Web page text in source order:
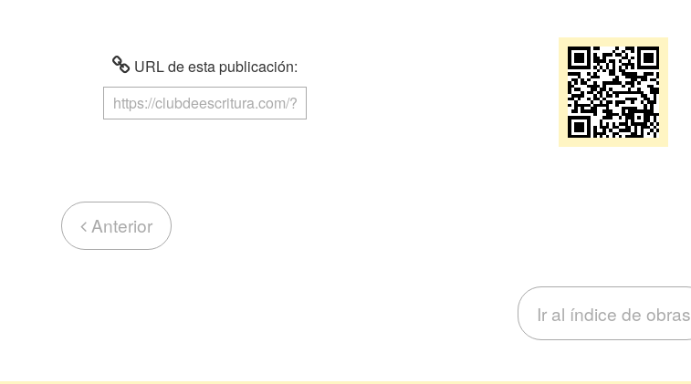
URL de esta publicación:
Anterior
Ir al índice de obras